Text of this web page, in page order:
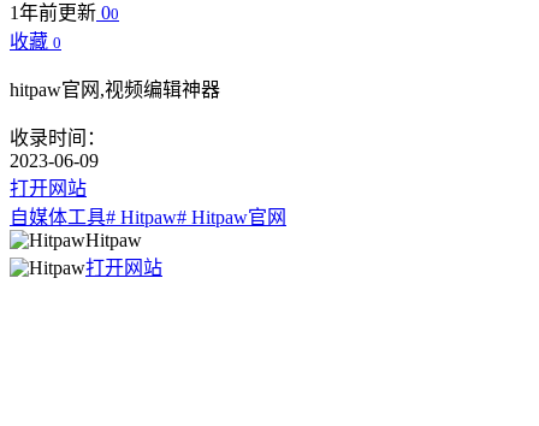
1年前更新 00
收藏 0
hitpaw官网,视频编辑神器
收录时间：
2023-06-09
打开网站
自媒体工具# Hitpaw# Hitpaw官网
Hitpaw
打开网站